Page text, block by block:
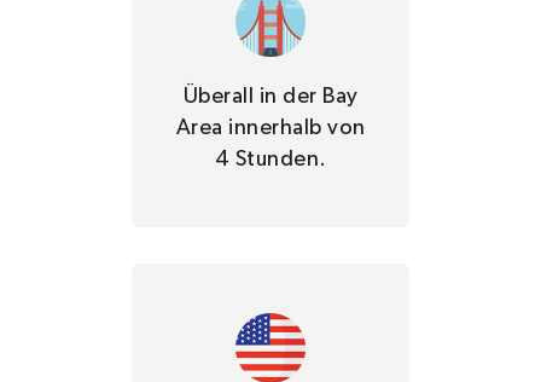
Überall in der Bay
Area innerhalb von
4 Stunden.